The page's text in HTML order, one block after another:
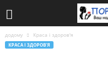
додому Краса і здоров'я
КРАСА І ЗДОРОВ'Я